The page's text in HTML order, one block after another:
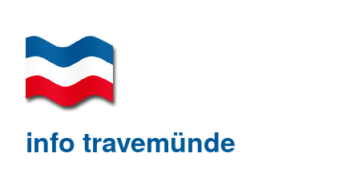
info travemünde